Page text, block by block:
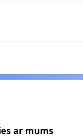
ar mums